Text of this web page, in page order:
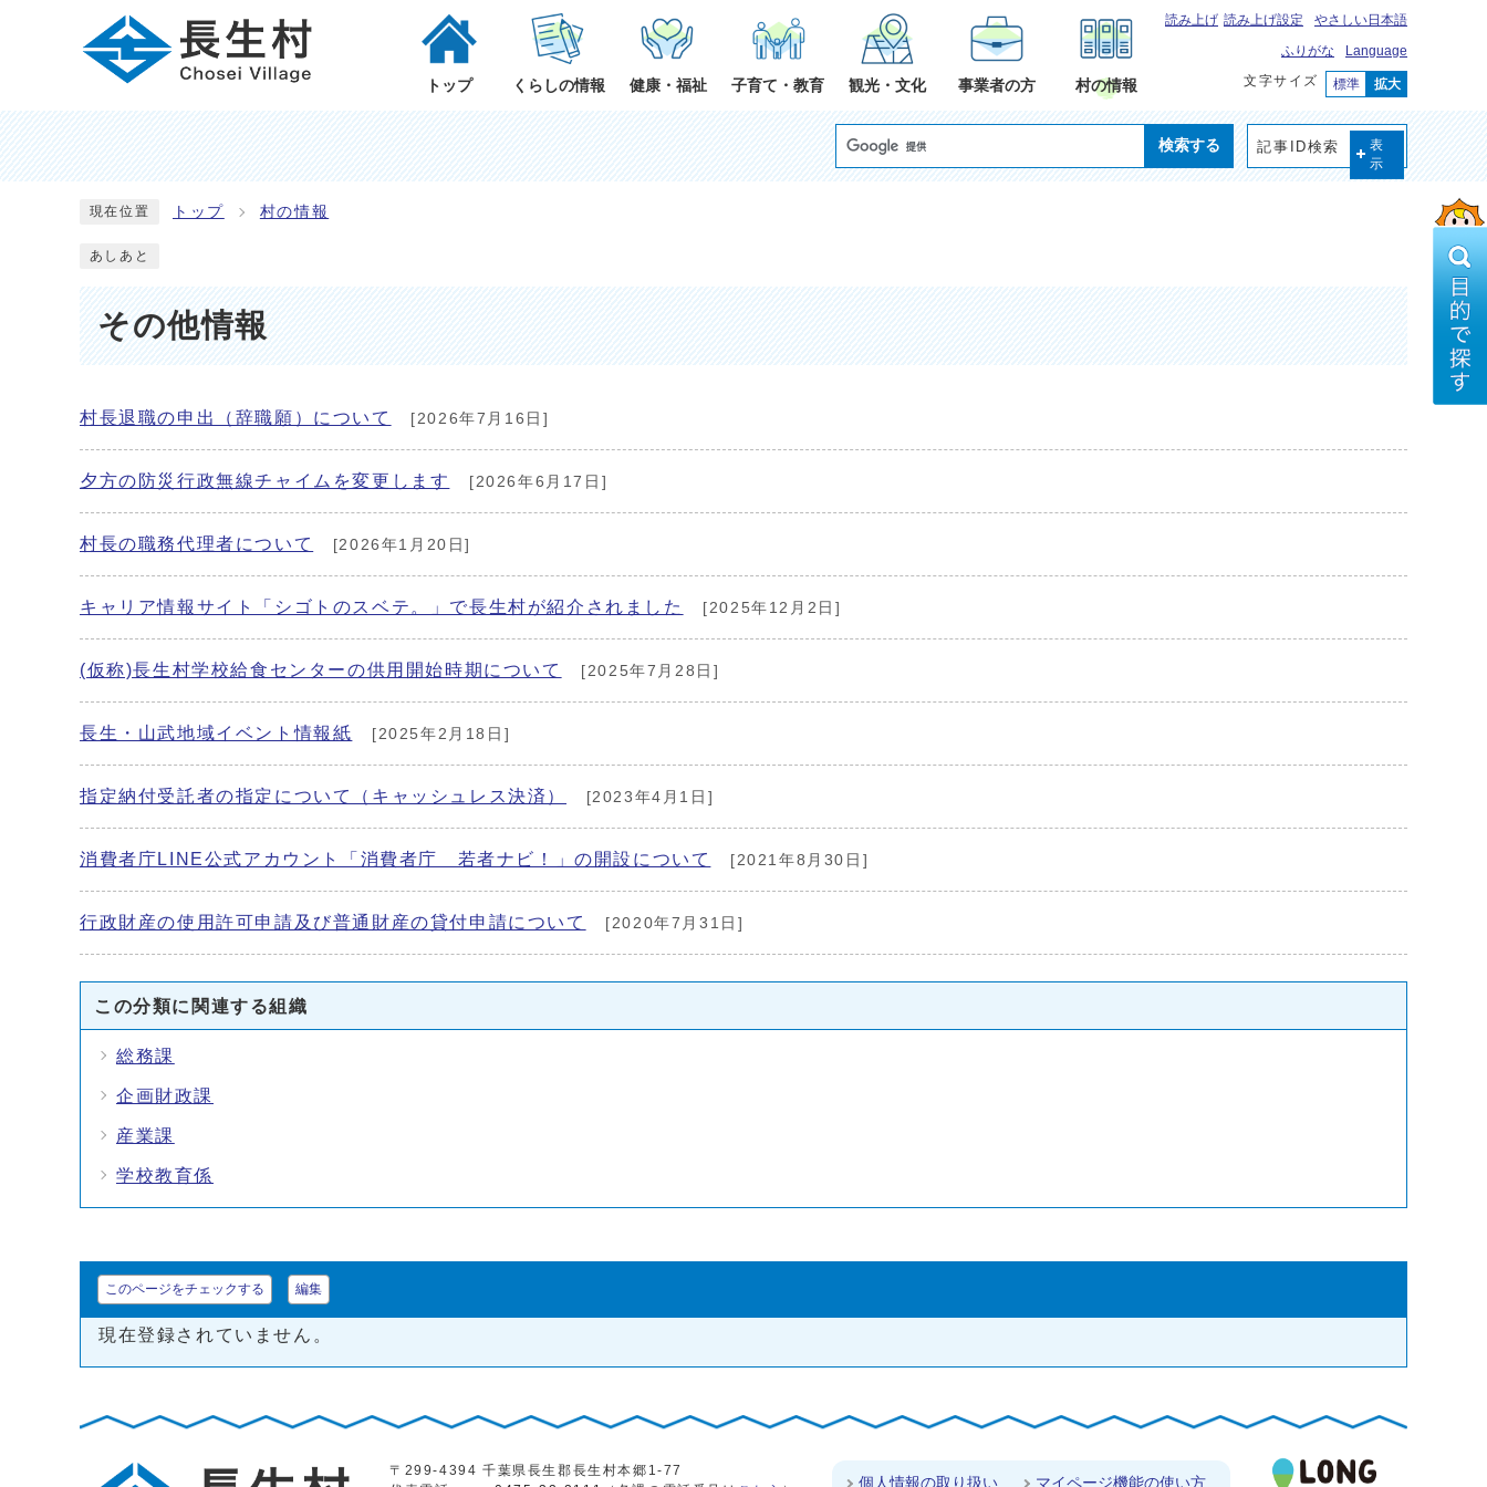
トップ くらしの情報 健康・福祉 子育て・教育 観光・文化 事業者の方 村の情報
読み上げ 読み上げ設定
やさしい日本語
ふりがな
Language
文字サイズ
標準 拡大
検索する 記事ID検索
表
示
現在位置 トップ 村の情報
あしあと
その他情報
村長退職の申出（辞職願）について [2026年7月16日]
夕方の防災行政無線チャイムを変更します [2026年6月17日]
村長の職務代理者について [2026年1月20日]
キャリア情報サイト「シゴトのスベテ。」で長生村が紹介されました [2025年12月2日]
(仮称)長生村学校給食センターの供用開始時期について [2025年7月28日]
長生・山武地域イベント情報紙 [2025年2月18日]
指定納付受託者の指定について（キャッシュレス決済） [2023年4月1日]
消費者庁LINE公式アカウント「消費者庁 若者ナビ！」の開設について [2021年8月30日]
行政財産の使用許可申請及び普通財産の貸付申請について [2020年7月31日]
この分類に関連する組織
総務課
企画財政課
産業課
学校教育係
このページをチェックする 編集
現在登録されていません。
〒299-4394 千葉県長生郡長生村本郷1-77
個人情報の取り扱い マイページ機能の使い方